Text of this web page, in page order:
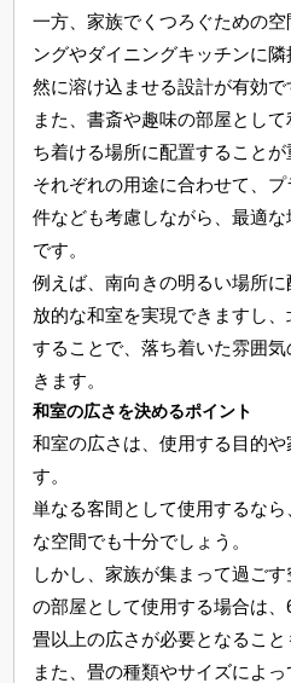
一方、家族でくつろぐための
ングやダイニングキッチンに
然に溶け込ませる設計が有効で
また、書斎や趣味の部屋とし
ち着ける場所に配置することが
それぞれの用途に合わせて、
件なども考慮しながら、最適
です。
例えば、南向きの明るい場所
放的な和室を実現できますし
することで、落ち着いた雰囲
きます。
和室の広さを決めるポイント
和室の広さは、使用する目的
す。
単なる客間として使用するな
な空間でも十分でしょう。
しかし、家族が集まって過ご
の部屋として使用する場合は
畳以上の広さが必要となること
また、畳の種類やサイズによ